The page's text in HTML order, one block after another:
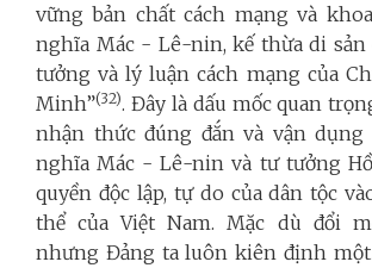
vững bản chất cách mạng và
nghĩa Mác - Lê-nin, kế thừa di sản
tưởng và lý luận cách mạng của
Minh”(32). Đây là dấu mốc quan
nhận thức đúng đắn và vận dụng
nghĩa Mác - Lê-nin và tư tưởng
quyền độc lập, tự do của dân tộc
thể của Việt Nam. Mặc dù đổi
nhưng Đảng ta luôn kiên định một